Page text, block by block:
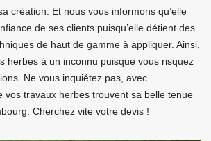
création. Et nous vous informons qu’elle
de ses clients puisqu’elle détient des
de haut de gamme à appliquer. Ainsi,
herbes à un inconnu puisque vous risquez
Ne vous inquiétez pas, avec
vos travaux herbes trouvent sa belle tenue
Cherchez vite votre devis !